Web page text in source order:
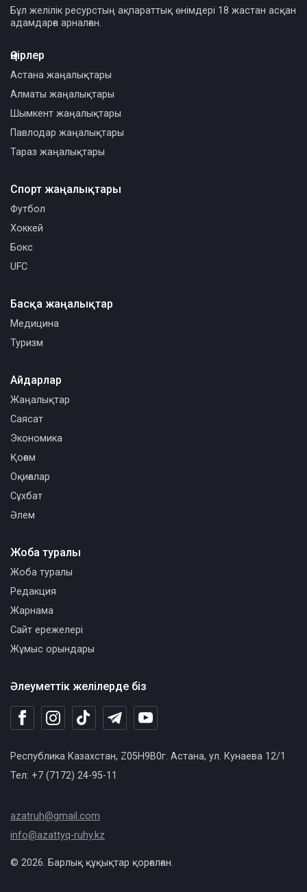
Бұл желілік ресурстың ақпараттық өнімдері 18 жастан асқан
адамдарға арналған.
Өңірлер
Астана жаңалықтары
Алматы жаңалықтары
Шымкент жаңалықтары
Павлодар жаңалықтары
Тараз жаңалықтары
Спорт жаңалықтары
Футбол
Хоккей
Бокс
UFC
Басқа жаңалықтар
Медицина
Туризм
Әлеуметтік желілерде біз
Республика Казахстан, Z05H9B0г. Астана, ул. Кунаева 12/1
Тел: +7 (7172) 24-95-11
azatruh@gmail.com
info@azattyq-ruhy.kz
Айдарлар
Жаңалықтар
Саясат
Экономика
Қоғам
Оқиғалар
Сұхбат
Әлем
Жоба туралы
Жоба туралы
Редакция
Жарнама
Сайт ережелері
Жұмыс орындары
© 2026. Барлық құқықтар қорғалған.